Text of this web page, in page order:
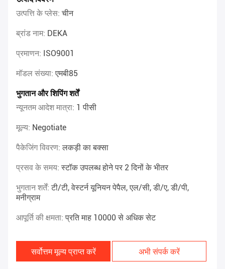
उत्पत्ति के प्लेस:चीन
ब्रांड नाम: DEKA
प्रमाणन: ISO9001
मॉडल संख्या:एमबी85
भुगतान और शिपिंग शर्तें
न्यूनतम आदेश मात्रा: 1 पीसी
मूल्य: Negotiate
पैकेजिंग विवरण:लकड़ी का बक्सा
प्रसव के समय:स्टॉक उपलब्ध होने पर 2 दिनों के भीतर
भुगतान शर्तें:टी/टी, वेस्टर्न यूनियन पेपैल, एल/सी, डी/ए, डी/पी,
मनीग्राम
आपूर्ति की क्षमता:प्रति माह 10000 से अधिक सेट
सर्वोत्तम मूल्य प्राप्त करें अभी संपर्क करें